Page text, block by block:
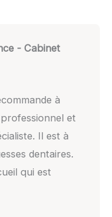
- Cabinet
à
et
Il est à
dentaires.
qui est